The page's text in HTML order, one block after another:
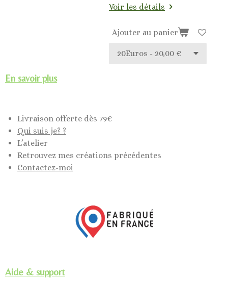
Voir les détails
Ajouter au panier
En savoir plus
Livraison offerte dès 79€
Qui suis je? ?
L’atelier
Retrouvez mes créations précédentes
Contactez-moi
Aide & support